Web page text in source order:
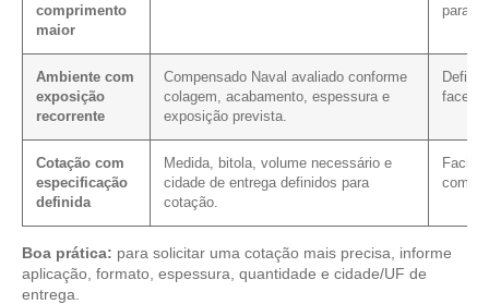
comprimento
maior
para
Ambiente com
exposição
recorrente
Compensado Naval avaliado conforme
colagem, acabamento, espessura e
exposição prevista.
Define
faces,
Cotação com
especificação
definida
Medida, bitola, volume necessário e
cidade de entrega definidos para
cotação.
com
Boa prática: para solicitar uma cotação mais precisa, informe
aplicação, formato, espessura, quantidade e cidade/UF de
entrega.